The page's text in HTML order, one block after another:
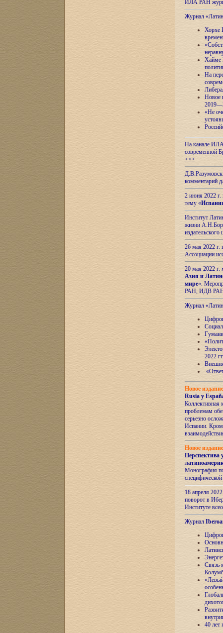
ИЛА РАН
Журнал
Хорхе
Хайме
На
Новое
«Не
На канале ИЛА
современной
>>>
комментарий
2 июня 2022 г.
тему «
Институт
жизни
26 мая 2022
Ассоциации
20 мая 2022
Азия и
мире».
РАН, ИДВ
Журнал
2022
Новое
Rusia y
Коллективная
проблемам
серьезно
Испании.
Новое
Перспектива
Монография
18 апреля
поворот в
Институте
Журнал
Связь
40 лет